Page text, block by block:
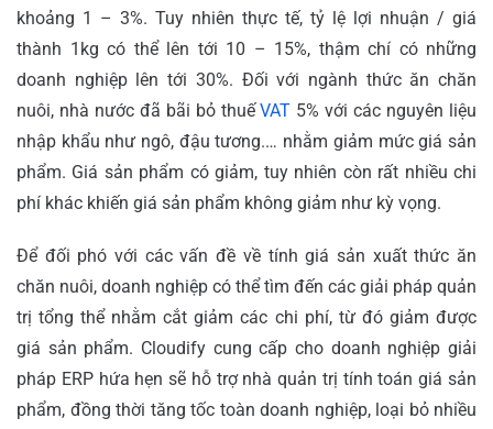
khoảng 1 – 3%. Tuy nhiên thực tế, tỷ lệ lợi nhuận / giá
thành 1kg có thể lên tới 10 – 15%, thậm chí có những
doanh nghiệp lên tới 30%. Đối với ngành thức ăn chăn
nuôi, nhà nước đã bãi bỏ thuếVAT 5% với các nguyên liệu
nhập khẩu như ngô, đậu tương.… nhằm giảm mức giá sản
phẩm. Giá sản phẩm có giảm, tuy nhiên còn rất nhiều chi
phí khác khiến giá sản phẩm không giảm như kỳ vọng.
Để đối phó với các vấn đề về tính giá sản xuất thức ăn
chăn nuôi, doanh nghiệp có thể tìm đến các giải pháp quản
trị tổng thể nhằm cắt giảm các chi phí, từ đó giảm được
giá sản phẩm. Cloudify cung cấp cho doanh nghiệp giải
pháp ERP hứa hẹn sẽ hỗ trợ nhà quản trị tính toán giá sản
phẩm, đồng thời tăng tốc toàn doanh nghiệp, loại bỏ nhiều